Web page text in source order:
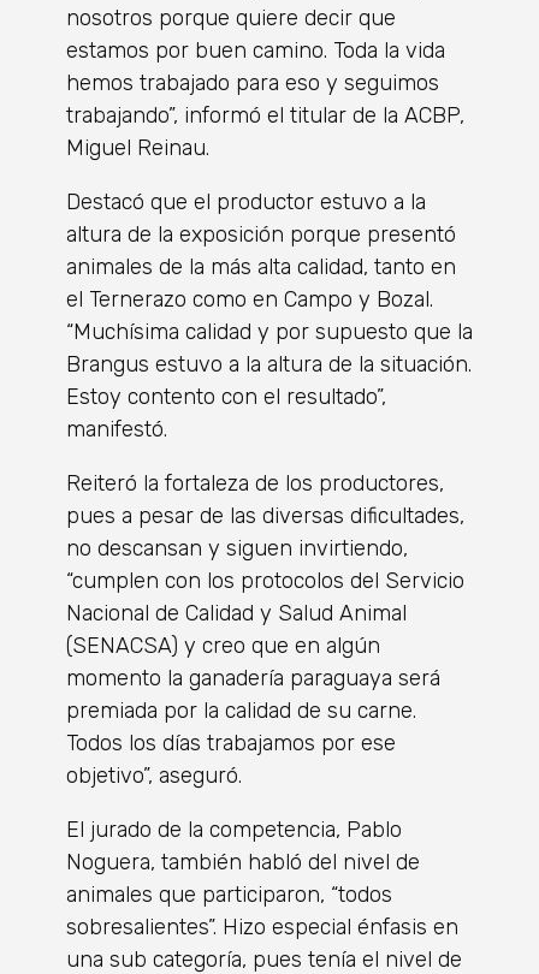
nosotros porque quiere decir que
estamos por buen camino. Toda la vida
hemos trabajado para eso y seguimos
trabajando”, informó el titular de la ACBP,
Miguel Reinau.
Destacó que el productor estuvo a la
altura de la exposición porque presentó
animales de la más alta calidad, tanto en
el Ternerazo como en Campo y Bozal.
“Muchísima calidad y por supuesto que la
Brangus estuvo a la altura de la situación.
Estoy contento con el resultado”,
manifestó.
Reiteró la fortaleza de los productores,
pues a pesar de las diversas dificultades,
no descansan y siguen invirtiendo,
“cumplen con los protocolos del Servicio
Nacional de Calidad y Salud Animal
(SENACSA) y creo que en algún
momento la ganadería paraguaya será
premiada por la calidad de su carne.
Todos los días trabajamos por ese
objetivo”, aseguró.
El jurado de la competencia, Pablo
Noguera, también habló del nivel de
animales que participaron, “todos
sobresalientes”. Hizo especial énfasis en
una sub categoría, pues tenía el nivel de